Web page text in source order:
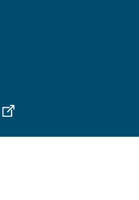
Länk till annan webbplats
till annan webbplats